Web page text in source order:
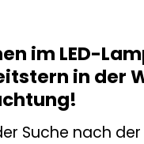
im LED-
in der
Suche nach